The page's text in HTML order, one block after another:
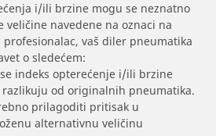
i/ili brzine mogu se neznatno
navedene na oznaci na
profesionalac, vaš diler pneumatika
o sledećem:
indeks opterećenje i/ili brzine
od originalnih pneumatika.
prilagoditi pritisak u
alternativnu veličinu